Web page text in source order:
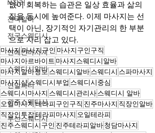
N잡러
전국알바
전국스웨디시
연예인마사지
스웨디시알바
연말파티
광주스웨디시
부산스웨디시
없이 회복하는 습관은 일상 효율과 삶의
질을 동시에 높여준다. 이제 마사지는 선
택이 아닌, 장기적인 자기관리의 한 부분
으로 자리 잡고 있다.
마사지 마사지구인 마사지구인구직
마사지아르바이트 마사지스웨디시알바
마사지알바정보스웨디시알바스웨디시 스파마사지
마사지샵스웨디시부업 스웨디시중심
스웨디시마사지 스웨디시관리사스웨디시 알바
오일마사지 테라피구인구직 진주마사지 직장인알바
직장인투잡테라피마사지 오일테라피
진주스웨디시구인 진주테라피알바청담마사지